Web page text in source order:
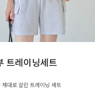
트레이닝세트
대로 살린 트레이닝 세트